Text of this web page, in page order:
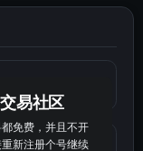
易社区
免费，并且不开
新注册个号继续